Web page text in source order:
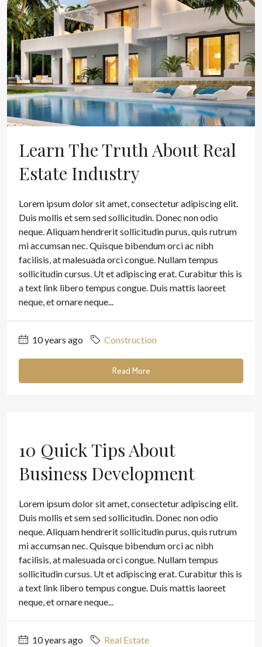
Learn The Truth About Real
Estate Industry
Lorem ipsum dolor sit amet, consectetur adipiscing elit.
Duis mollis et sem sed sollicitudin. Donec non odio
neque. Aliquam hendrerit sollicitudin purus, quis rutrum
mi accumsan nec. Quisque bibendum orci ac nibh
facilisis, at malesuada orci congue. Nullam tempus
sollicitudin cursus. Ut et adipiscing erat. Curabitur this is
a text link libero tempus congue. Duis mattis laoreet
neque, et ornare neque...
10 years ago Construction
Read More
10 Quick Tips About
Business Development
Lorem ipsum dolor sit amet, consectetur adipiscing elit.
Duis mollis et sem sed sollicitudin. Donec non odio
neque. Aliquam hendrerit sollicitudin purus, quis rutrum
mi accumsan nec. Quisque bibendum orci ac nibh
facilisis, at malesuada orci congue. Nullam tempus
sollicitudin cursus. Ut et adipiscing erat. Curabitur this is
a text link libero tempus congue. Duis mattis laoreet
neque, et ornare neque...
10 years ago Real Estate